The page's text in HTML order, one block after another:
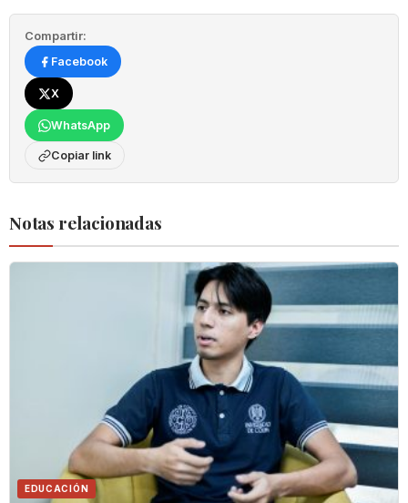
Compartir:
Facebook
X
WhatsApp
Copiar link
Notas relacionadas
EDUCACIÓN